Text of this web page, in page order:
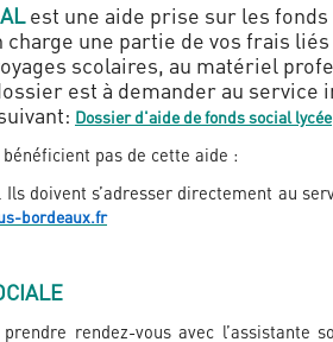
est une aide prise sur les
charge une partie de vos frais
scolaires, au matériel
est à demander au service
Dossier d'aide de fonds social lycée
pas de cette aide :
doivent s’adresser directement au
bordeaux.fr
prendre rendez-vous avec l’assistante